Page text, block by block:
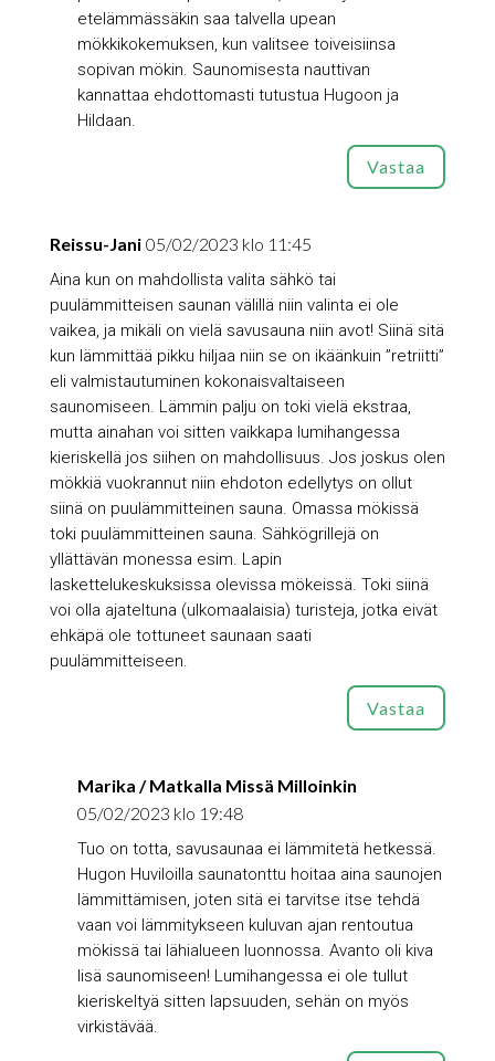
etelämmässäkin saa talvella upean
mökkikokemuksen, kun valitsee toiveisiinsa
sopivan mökin. Saunomisesta nauttivan
kannattaa ehdottomasti tutustua Hugoon ja
Hildaan.
Vastaa
Reissu-Jani 05/02/2023 klo 11:45
Aina kun on mahdollista valita sähkö tai
puulämmitteisen saunan välillä niin valinta ei ole
vaikea, ja mikäli on vielä savusauna niin avot! Siinä sitä
kun lämmittää pikku hiljaa niin se on ikäänkuin ”retriitti”
eli valmistautuminen kokonaisvaltaiseen
saunomiseen. Lämmin palju on toki vielä ekstraa,
mutta ainahan voi sitten vaikkapa lumihangessa
kieriskellä jos siihen on mahdollisuus. Jos joskus olen
mökkiä vuokrannut niin ehdoton edellytys on ollut
siinä on puulämmitteinen sauna. Omassa mökissä
toki puulämmitteinen sauna. Sähkögrillejä on
yllättävän monessa esim. Lapin
laskettelukeskuksissa olevissa mökeissä. Toki siinä
voi olla ajateltuna (ulkomaalaisia) turisteja, jotka eivät
ehkäpä ole tottuneet saunaan saati
puulämmitteiseen.
Vastaa
Marika / Matkalla Missä Milloinkin
05/02/2023 klo 19:48
Tuo on totta, savusaunaa ei lämmitetä hetkessä.
Hugon Huviloilla saunatonttu hoitaa aina saunojen
lämmittämisen, joten sitä ei tarvitse itse tehdä
vaan voi lämmitykseen kuluvan ajan rentoutua
mökissä tai lähialueen luonnossa. Avanto oli kiva
lisä saunomiseen! Lumihangessa ei ole tullut
kieriskeltyä sitten lapsuuden, sehän on myös
virkistävää.